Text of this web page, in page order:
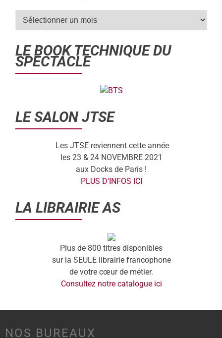
LE BOOK TECHNIQUE DU
SPECTACLE
LE SALON JTSE
Les JTSE reviennent cette année
les 23 & 24 NOVEMBRE 2021
aux Docks de Paris !
PLUS D'INFOS ICI
LA LIBRAIRIE AS
Plus de 800 titres disponibles
sur la SEULE librairie francophone
de votre cœur de métier.
Consultez notre catalogue ici
NOS BUREAUX